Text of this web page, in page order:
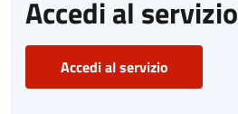
Accedi al servizio
Accedi al servizio